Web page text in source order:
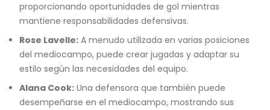
proporcionando oportunidades de gol mientras
mantiene responsabilidades defensivas.
Rose Lavelle: A menudo utilizada en varias posiciones
del mediocampo, puede crear jugadas y adaptar su
estilo según las necesidades del equipo.
Alana Cook: Una defensora que también puede
desempeñarse en el mediocampo, mostrando sus